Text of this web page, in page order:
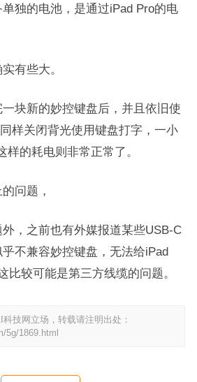
独的电池，是通过iPad Pro的电
有些大。
块新的妙控键盘后，并且依旧使
样关闭背光使用键盘打字，一小
样的耗电则非常正常了。
问题，
，之前也有外媒报道某些USB-C
不兼容妙控键盘，无法给iPad
比较可能是第三方线缆的问题。
技网立场，转载请注明出处：
5g/1869.html